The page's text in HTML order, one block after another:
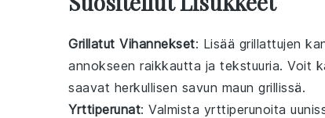
Grillatut Vihannekset: Lisää grillattujen
annokseen raikkautta ja tekstuuria. Voit
saavat herkullisen savun maun grillissä.
Yrttiperunat: Valmista yrttiperunoita